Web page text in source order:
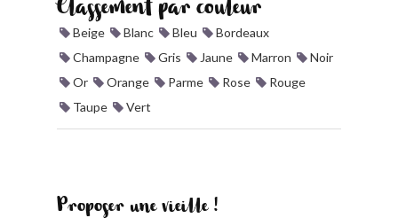
Classement par couleur
Beige Blanc Bleu
Bordeaux
Champagne
Gris Jaune Marron
Noir
Or
Orange Parme Rose
Rouge
Taupe
Vert
Proposer une vieille !